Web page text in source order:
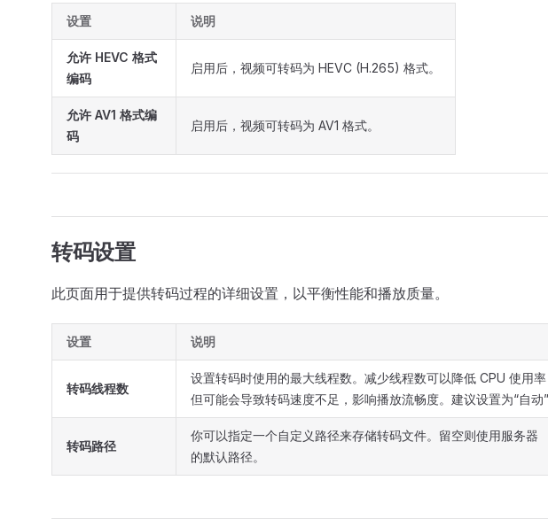
设置 说明
允许 HEVC 格式
编码
启用后，视频可转码为 HEVC (H.265) 格式。
允许 AV1 格式编
码
启用后，视频可转码为 AV1 格式。
转码设置
此页面用于提供转码过程的详细设置，以平衡性能和播放质量。
设置 说明
转码线程数
设置转码时使用的最大线程数。减少线程数可以降低 CPU 使用
但可能会导致转码速度不足，影响播放流畅度。建议设置为“自动
转码路径
你可以指定一个自定义路径来存储转码文件。留空则使用服务器
的默认路径。